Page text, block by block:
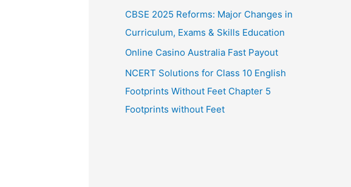
CBSE 2025 Reforms: Major Changes in
Curriculum, Exams & Skills Education
Online Casino Australia Fast Payout
NCERT Solutions for Class 10 English
Footprints Without Feet Chapter 5
Footprints without Feet